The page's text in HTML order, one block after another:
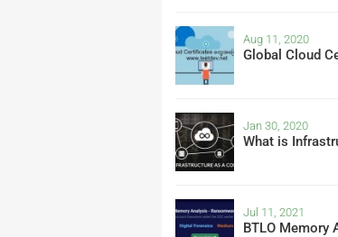
Aug 11, 2020
Global Cloud
Jan 30, 2020
What is
Jul 11, 2021
BTLO Memory